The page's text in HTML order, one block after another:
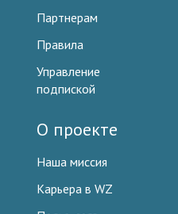
Партнерам
Правила
Управление
подпиской
О проекте
Наша миссия
Карьера в WZ